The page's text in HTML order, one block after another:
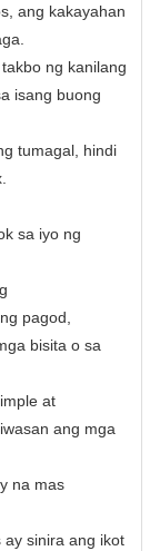
ang kakayahan
ng kanilang
isang buong
tumagal, hindi
sa iyo ng
pagod,
bisita o sa
at
ang mga
na mas
sinira ang ikot